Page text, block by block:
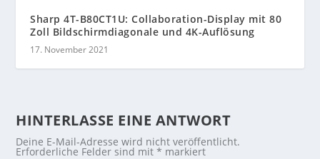
Sharp 4T-B80CT1U: Collaboration-Display mit 80
Zoll Bildschirmdiagonale und 4K-Auflösung
17. November 2021
HINTERLASSE EINE ANTWORT
Deine E-Mail-Adresse wird nicht veröffentlicht.
Erforderliche Felder sind mit* markiert